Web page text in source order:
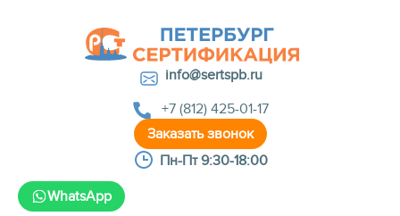
info@sertspb.ru
+7 (812) 425-01-17
Пн-Пт 9:30-18:00
WhatsApp